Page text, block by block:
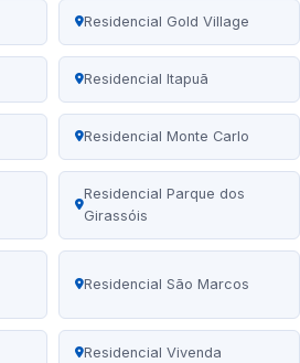
Residencial Gold Village
Residencial Itapuã
Residencial Monte Carlo
Residencial Parque dos
Girassóis
Residencial São Marcos
Residencial Vivenda